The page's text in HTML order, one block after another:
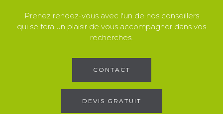
Prenez rendez-vous avec l'un de nos conseillers
qui se fera un plaisir de vous accompagner dans vos
recherches.
CONTACT
DEVIS GRATUIT